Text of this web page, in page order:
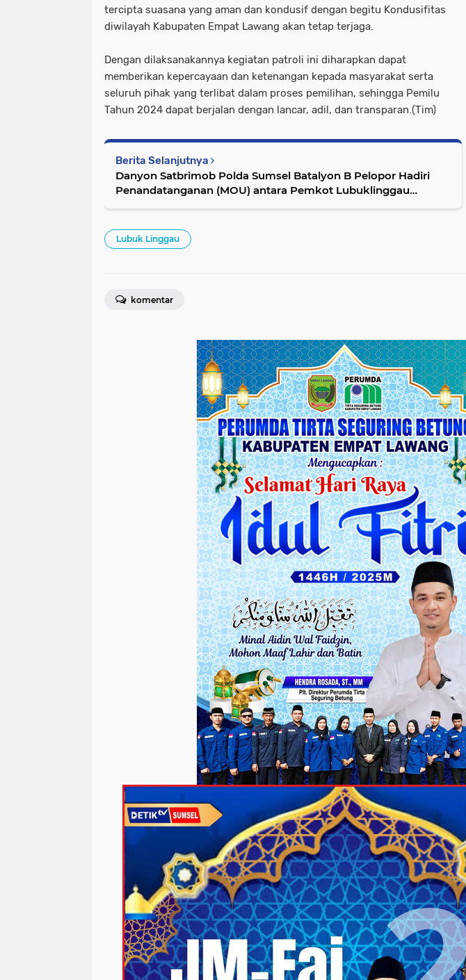
tercipta suasana yang aman dan kondusif dengan begitu Kondusifitas
diwilayah Kabupaten Empat Lawang akan tetap terjaga.
Dengan dilaksanakannya kegiatan patroli ini diharapkan dapat
memberikan kepercayaan dan ketenangan kepada masyarakat serta
seluruh pihak yang terlibat dalam proses pemilihan, sehingga Pemilu
Tahun 2024 dapat berjalan dengan lancar, adil, dan transparan.(Tim)
Berita Selanjutnya
Danyon Satbrimob Polda Sumsel Batalyon B Pelopor Hadiri
Penandatanganan (MOU) antara Pemkot Lubuklinggau
Lubuk Linggau
komentar